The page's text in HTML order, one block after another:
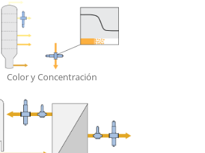
Color y Concentración